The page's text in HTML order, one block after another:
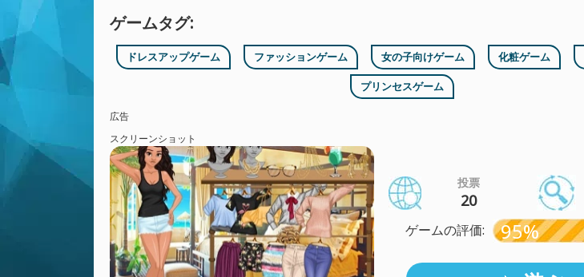
ゲームタグ:
ドレスアップゲーム ファッションゲーム 女の子向けゲーム 化粧ゲーム
プリンセスゲーム
広告
スクリーンショット
投票
20
ゲームの評価: 95%